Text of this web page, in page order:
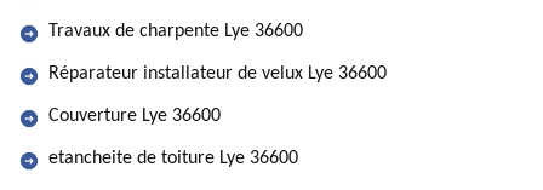
Travaux de charpente Lye 36600
Réparateur installateur de velux Lye 36600
Couverture Lye 36600
etancheite de toiture Lye 36600